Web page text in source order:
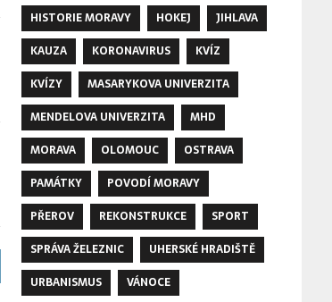
HISTORIE MORAVY
HOKEJ
JIHLAVA
KAUZA
KORONAVIRUS
KVÍZ
KVÍZY
MASARYKOVA UNIVERZITA
MENDELOVA UNIVERZITA
MHD
MORAVA
OLOMOUC
OSTRAVA
PAMÁTKY
POVODÍ MORAVY
PŘEROV
REKONSTRUKCE
SPORT
SPRÁVA ŽELEZNIC
UHERSKÉ HRADIŠTĚ
URBANISMUS
VÁNOCE